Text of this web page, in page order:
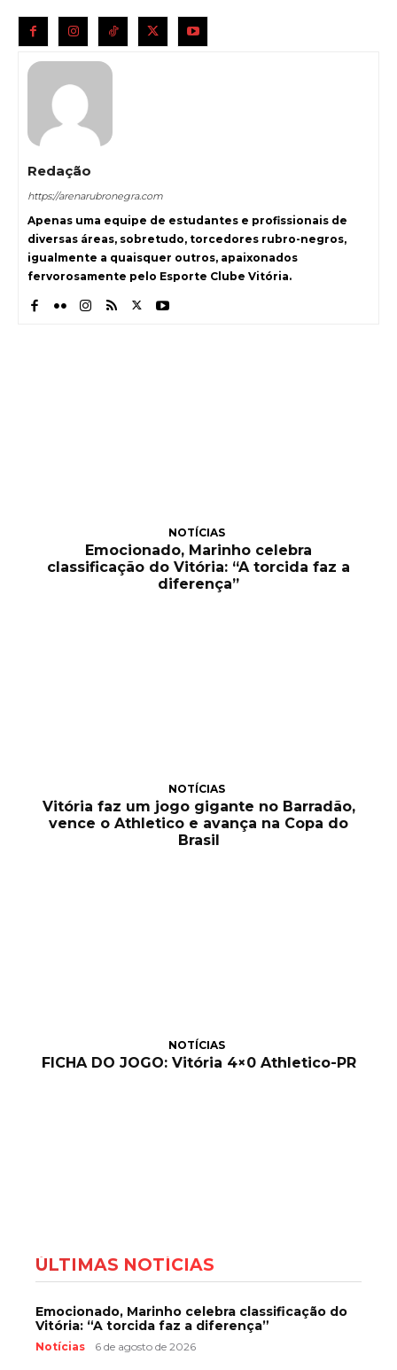
Redação
https://arenarubronegra.com
Apenas uma equipe de estudantes e profissionais de
diversas áreas, sobretudo, torcedores rubro-negros,
igualmente a quaisquer outros, apaixonados
fervorosamente pelo Esporte Clube Vitória.
NOTÍCIAS
Emocionado, Marinho celebra
classificação do Vitória: “A torcida faz a
diferença”
NOTÍCIAS
Vitória faz um jogo gigante no Barradão,
vence o Athletico e avança na Copa do
Brasil
NOTÍCIAS
FICHA DO JOGO: Vitória 4×0 Athletico-PR
ÚLTIMAS NOTÍCIAS
Emocionado, Marinho celebra classificação do
Vitória: “A torcida faz a diferença”
Notícias 6 de agosto de 2026